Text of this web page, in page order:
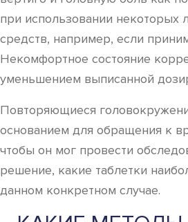
при использовании некоторых
средств, например, если
Некомфортное состояние
уменьшением выписанной
Повторяющиеся
основанием для обращения к
чтобы он мог провести
решение, какие таблетки
данном конкретном случае.